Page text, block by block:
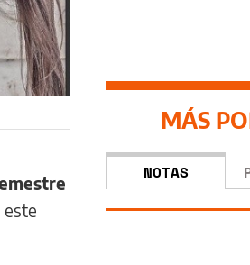
MÁS
NOTAS